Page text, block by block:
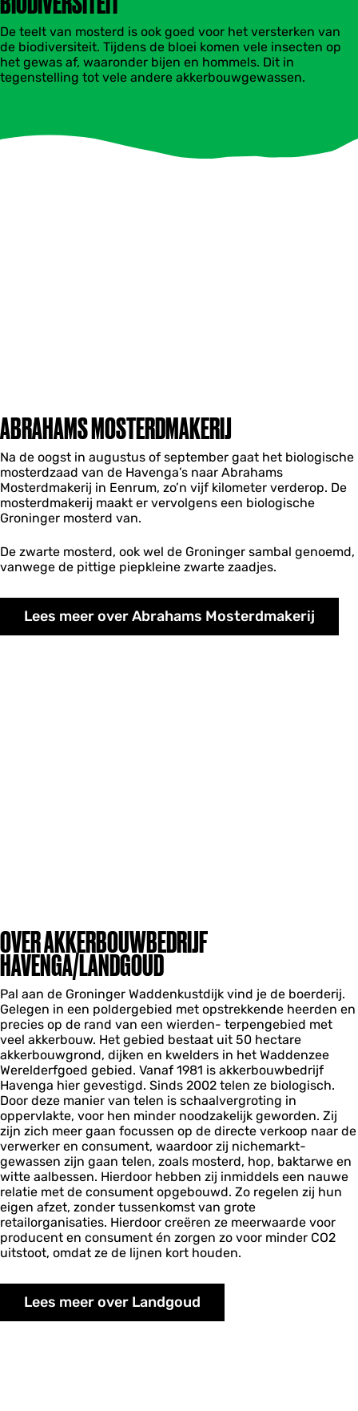
De teelt van mosterd is ook goed voor het versterken van
de biodiversiteit. Tijdens de bloei komen vele insecten op
het gewas af, waaronder bijen en hommels. Dit in
tegenstelling tot vele andere akkerbouwgewassen.
ABRAHAMS MOSTERDMAKERIJ
Na de oogst in augustus of september gaat het biologische
mosterdzaad van de Havenga’s naar Abrahams
Mosterdmakerij in Eenrum, zo’n vijf kilometer verderop. De
mosterdmakerij maakt er vervolgens een biologische
Groninger mosterd van.
De zwarte mosterd, ook wel de Groninger sambal genoemd,
vanwege de pittige piepkleine zwarte zaadjes.
Lees meer over Abrahams Mosterdmakerij
OVER AKKERBOUWBEDRIJF
HAVENGA/LANDGOUD
Pal aan de Groninger Waddenkustdijk vind je de boerderij.
Gelegen in een poldergebied met opstrekkende heerden en
precies op de rand van een wierden- terpengebied met
veel akkerbouw. Het gebied bestaat uit 50 hectare
akkerbouwgrond, dijken en kwelders in het Waddenzee
Werelderfgoed gebied. Vanaf 1981 is akkerbouwbedrijf
Havenga hier gevestigd. Sinds 2002 telen ze biologisch.
Door deze manier van telen is schaalvergroting in
oppervlakte, voor hen minder noodzakelijk geworden. Zij
zijn zich meer gaan focussen op de directe verkoop naar de
verwerker en consument, waardoor zij nichemarkt-
gewassen zijn gaan telen, zoals mosterd, hop, baktarwe en
witte aalbessen. Hierdoor hebben zij inmiddels een nauwe
relatie met de consument opgebouwd. Zo regelen zij hun
eigen afzet, zonder tussenkomst van grote
retailorganisaties. Hierdoor creëren ze meerwaarde voor
producent en consument én zorgen zo voor minder CO2
uitstoot, omdat ze de lijnen kort houden.
Lees meer over Landgoud